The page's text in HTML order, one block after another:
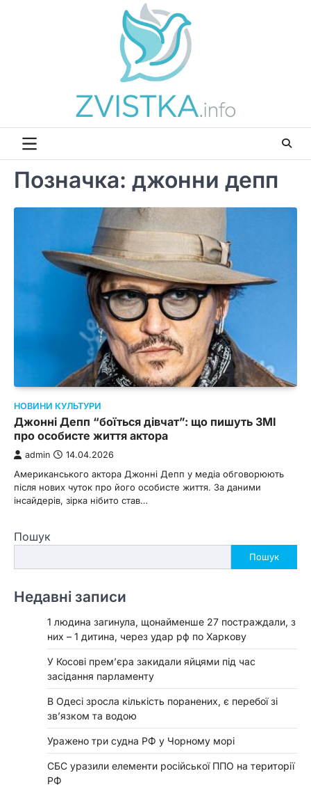
Позначка: джонни депп
НОВИНИ КУЛЬТУРИ
Джонні Депп “боїться дівчат”: що пишуть ЗМІ
про особисте життя актора
admin 14.04.2026
Американського актора Джонні Депп у медіа обговорюють
після нових чуток про його особисте життя. За даними
інсайдерів, зірка нібито став…
Пошук
Пошук
Недавні записи
1 людина загинула, щонайменше 27 постраждали, з
них – 1 дитина, через удар рф по Харкову
У Косові прем’єра закидали яйцями під час
засідання парламенту
В Одесі зросла кількість поранених, є перебої зі
зв’язком та водою
Уражено три судна РФ у Чорному морі
СБС уразили елементи російської ППО на території
РФ